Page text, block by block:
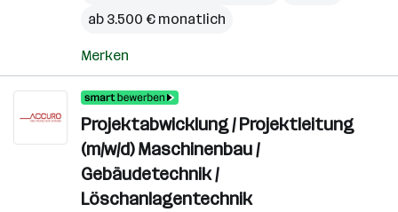
ab 3.500 € monatlich
Merken
Projektabwicklung / Projektleitung
(m/w/d) Maschinenbau /
Gebäudetechnik /
Löschanlagentechnik